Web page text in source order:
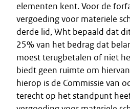
elementen kent. Voor de
vergoeding voor materiele
derde lid, Wht bepaald dat
25% van het bedrag dat
moest terugbetalen of niet
biedt geen ruimte om
hierop is de Commissie van
terecht op het standpunt